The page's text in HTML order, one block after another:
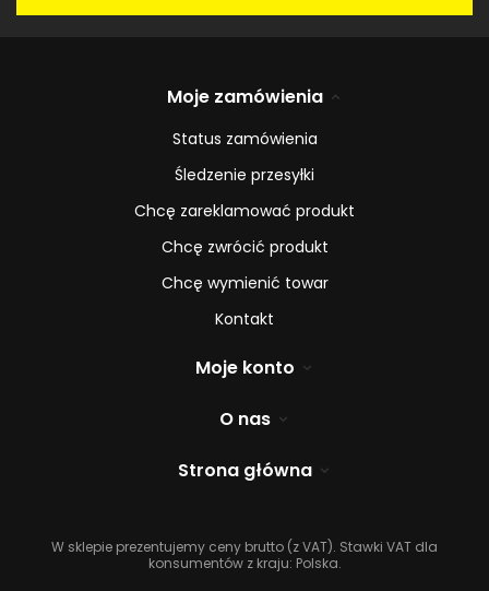
Moje zamówienia
Status zamówienia
Śledzenie przesyłki
Chcę zareklamować produkt
Chcę zwrócić produkt
Chcę wymienić towar
Kontakt
Moje konto
O nas
Strona główna
W sklepie prezentujemy ceny brutto (z VAT). Stawki VAT dla
konsumentów z kraju: Polska.